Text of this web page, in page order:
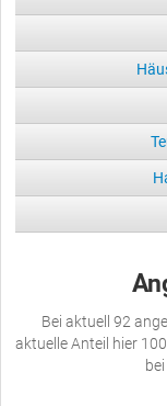
Bei aktuell 92
aktuelle Anteil hier